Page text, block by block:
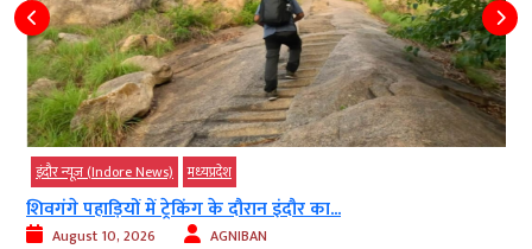
मध्‍यप्रदेश
गुना में भतीजे पर महिला को भगाने का...
August 10, 2026 AGNIBAN